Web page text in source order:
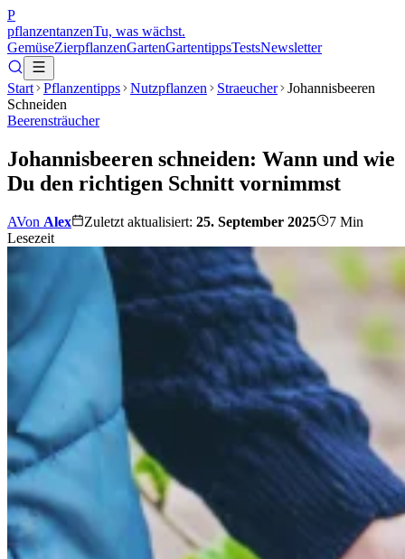
P
pflanzentanzenTu, was wächst.
GemüseZierpflanzenGartenGartentippsTestsNewsletter
Start Pflanzentipps Nutzpflanzen Straeucher
Johannisbeeren
Schneiden
Beerensträucher
Johannisbeeren schneiden: Wann und wie
Du den richtigen Schnitt vornimmst
AVon Alex Zuletzt aktualisiert: 25. September 2025 7 Min
Lesezeit